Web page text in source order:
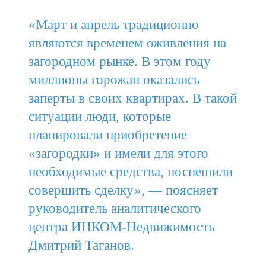
«Март и апрель традиционно
являются временем оживления на
загородном рынке. В этом году
миллионы горожан оказались
заперты в своих квартирах. В такой
ситуации люди, которые
планировали приобретение
«загородки» и имели для этого
необходимые средства, поспешили
совершить сделку», — поясняет
руководитель аналитического
центра ИНКОМ-Недвижимость
Дмитрий Таганов.